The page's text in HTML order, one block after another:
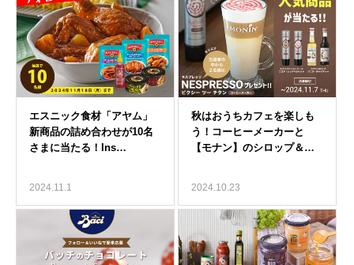
2024.11.1 2024.10.23